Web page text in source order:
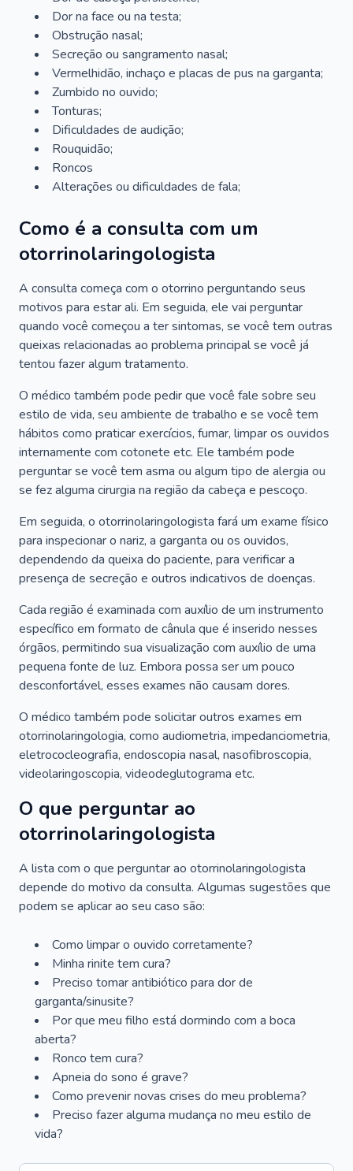
Dor na face ou na testa;
Obstrução nasal;
Secreção ou sangramento nasal;
Vermelhidão, inchaço e placas de pus na garganta;
Zumbido no ouvido;
Tonturas;
Dificuldades de audição;
Rouquidão;
Roncos
Alterações ou dificuldades de fala;
Como é a consulta com um
otorrinolaringologista
A consulta começa com o otorrino perguntando seus
motivos para estar ali. Em seguida, ele vai perguntar
quando você começou a ter sintomas, se você tem outras
queixas relacionadas ao problema principal se você já
tentou fazer algum tratamento.
O médico também pode pedir que você fale sobre seu
estilo de vida, seu ambiente de trabalho e se você tem
hábitos como praticar exercícios, fumar, limpar os ouvidos
internamente com cotonete etc. Ele também pode
perguntar se você tem asma ou algum tipo de alergia ou
se fez alguma cirurgia na região da cabeça e pescoço.
Em seguida, o otorrinolaringologista fará um exame físico
para inspecionar o nariz, a garganta ou os ouvidos,
dependendo da queixa do paciente, para verificar a
presença de secreção e outros indicativos de doenças.
Cada região é examinada com auxílio de um instrumento
específico em formato de cânula que é inserido nesses
órgãos, permitindo sua visualização com auxílio de uma
pequena fonte de luz. Embora possa ser um pouco
desconfortável, esses exames não causam dores.
O médico também pode solicitar outros exames em
otorrinolaringologia, como audiometria, impedanciometria,
eletrococleografia, endoscopia nasal, nasofibroscopia,
videolaringoscopia, videodeglutograma etc.
O que perguntar ao
otorrinolaringologista
A lista com o que perguntar ao otorrinolaringologista
depende do motivo da consulta. Algumas sugestões que
podem se aplicar ao seu caso são:
Como limpar o ouvido corretamente?
Minha rinite tem cura?
Preciso tomar antibiótico para dor de
garganta/sinusite?
Por que meu filho está dormindo com a boca
aberta?
Ronco tem cura?
Apneia do sono é grave?
Como prevenir novas crises do meu problema?
Preciso fazer alguma mudança no meu estilo de
vida?